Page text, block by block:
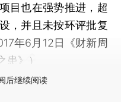
目也在强势推进，超
，并且未按环评批复
年6月12日《财新周
患》）
后继续阅读